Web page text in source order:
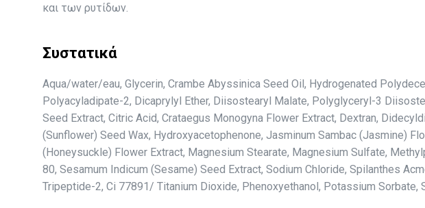
και των ρυτίδων.
Συστατικά
Aqua/water/eau, Glycerin, Crambe Abyssinica Seed Oil, Hydrogenated
Polyacyladipate-2, Dicaprylyl Ether, Diisostearyl Malate, Polyglyceryl-3
Seed Extract, Citric Acid, Crataegus Monogyna Flower Extract, Dextran,
(Sunflower) Seed Wax, Hydroxyacetophenone, Jasminum Sambac (Jasmine)
(Honeysuckle) Flower Extract, Magnesium Stearate, Magnesium Sulfate,
80, Sesamum Indicum (Sesame) Seed Extract, Sodium Chloride, Spilanthes
Tripeptide-2, Ci 77891/ Titanium Dioxide, Phenoxyethanol, Potassium Sorbate,